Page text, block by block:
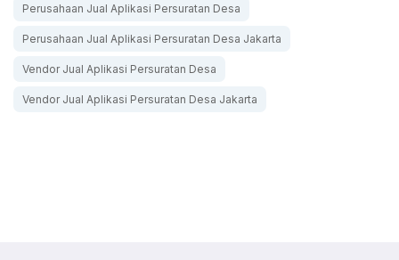
Perusahaan Jual Aplikasi Persuratan Desa
Perusahaan Jual Aplikasi Persuratan Desa Jakarta
Vendor Jual Aplikasi Persuratan Desa
Vendor Jual Aplikasi Persuratan Desa Jakarta